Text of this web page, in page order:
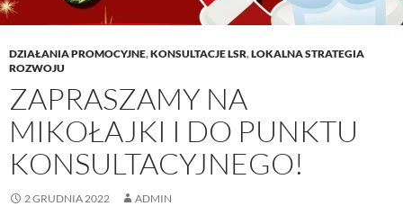
DZIAŁANIA PROMOCYJNE,KONSULTACJE LSR,LOKALNA STRATEGIA
ROZWOJU
ZAPRASZAMY NA
MIKOŁAJKI I DO PUNKTU
KONSULTACYJNEGO!
2 GRUDNIA 2022 ADMIN